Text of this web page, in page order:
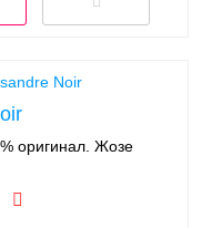
оригинал. Жозе